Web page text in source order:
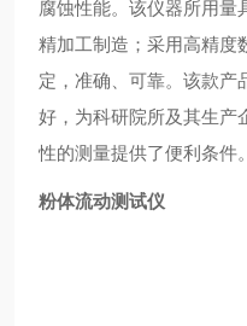
腐蚀性能。该仪器所用量
精加工制造；采用高精度
定，准确、可靠。该款产
好，为科研院所及其生产
性的测量提供了便利条件。
粉体流动测试仪